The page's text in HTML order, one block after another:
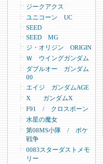
ジークアクス
ユニコーン UC
SEED
SEED MG
ジ・オリジン ORIGIN
Ｗ ウイングガンダム
ダブルオー ガンダム
00
エイジ ガンダムAGE
X ガンダムX
F91 / クロスボーン
水星の魔女
第08MS小隊 / ポケ
戦争
0083スターダストメモ
リー